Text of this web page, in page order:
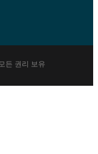
든 권리 보유